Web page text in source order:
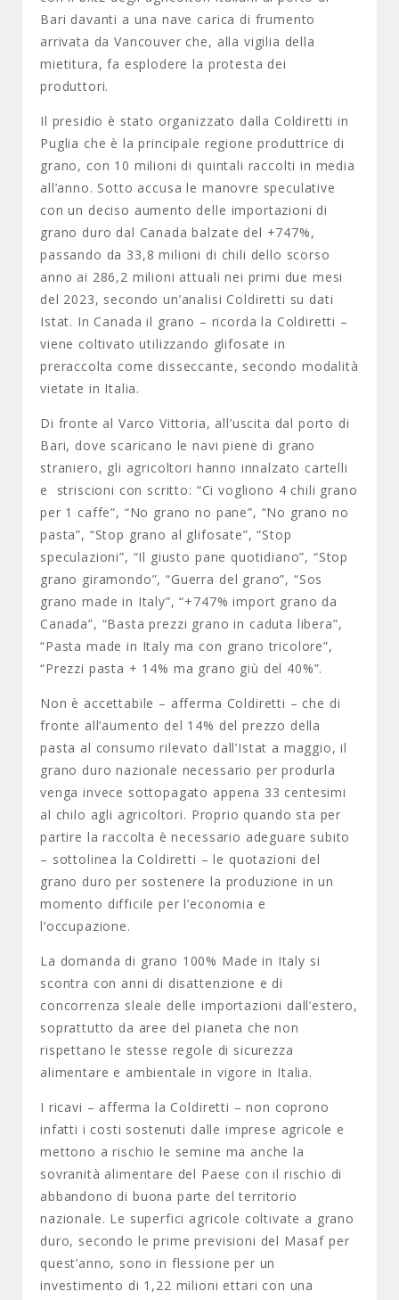
Bari davanti a una nave carica di frumento
arrivata da Vancouver che, alla vigilia della
mietitura, fa esplodere la protesta dei
produttori.
Il presidio è stato organizzato dalla Coldiretti in
Puglia che è la principale regione produttrice di
grano, con 10 milioni di quintali raccolti in media
all’anno. Sotto accusa le manovre speculative
con un deciso aumento delle importazioni di
grano duro dal Canada balzate del +747%,
passando da 33,8 milioni di chili dello scorso
anno ai 286,2 milioni attuali nei primi due mesi
del 2023, secondo un’analisi Coldiretti su dati
Istat. In Canada il grano – ricorda la Coldiretti –
viene coltivato utilizzando glifosate in
preraccolta come disseccante, secondo modalità
vietate in Italia.
Di fronte al Varco Vittoria, all’uscita dal porto di
Bari, dove scaricano le navi piene di grano
straniero, gli agricoltori hanno innalzato cartelli
e striscioni con scritto: “Ci vogliono 4 chili grano
per 1 caffe”, “No grano no pane”, “No grano no
pasta”, “Stop grano al glifosate”, “Stop
speculazioni”, “Il giusto pane quotidiano”, “Stop
grano giramondo”, “Guerra del grano”, “Sos
grano made in Italy”, “+747% import grano da
Canada”, “Basta prezzi grano in caduta libera”,
“Pasta made in Italy ma con grano tricolore”,
“Prezzi pasta + 14% ma grano giù del 40%”.
Non è accettabile – afferma Coldiretti – che di
fronte all’aumento del 14% del prezzo della
pasta al consumo rilevato dall’Istat a maggio, il
grano duro nazionale necessario per produrla
venga invece sottopagato appena 33 centesimi
al chilo agli agricoltori. Proprio quando sta per
partire la raccolta è necessario adeguare subito
– sottolinea la Coldiretti – le quotazioni del
grano duro per sostenere la produzione in un
momento difficile per l’economia e
l’occupazione.
La domanda di grano 100% Made in Italy si
scontra con anni di disattenzione e di
concorrenza sleale delle importazioni dall’estero,
soprattutto da aree del pianeta che non
rispettano le stesse regole di sicurezza
alimentare e ambientale in vigore in Italia.
I ricavi – afferma la Coldiretti – non coprono
infatti i costi sostenuti dalle imprese agricole e
mettono a rischio le semine ma anche la
sovranità alimentare del Paese con il rischio di
abbandono di buona parte del territorio
nazionale. Le superfici agricole coltivate a grano
duro, secondo le prime previsioni del Masaf per
quest’anno, sono in flessione per un
investimento di 1,22 milioni ettari con una